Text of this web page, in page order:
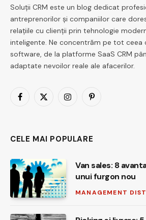
Soluții CRM este un blog dedicat
antreprenorilor și companiilor care
relațiile cu clienții prin tehnologie
inteligente. Ne concentrăm pe tot ceea
software, de la platforme SaaS CRM
adaptate nevoilor reale ale afacerilor.
Facebook
X
InstagramPinterest
CELE MAI POPULARE
Van sales: 8
unui furgon nou
MANAGEMENT